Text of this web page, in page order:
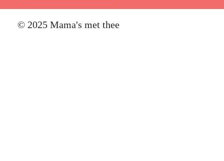
© 2025 Mama's met thee